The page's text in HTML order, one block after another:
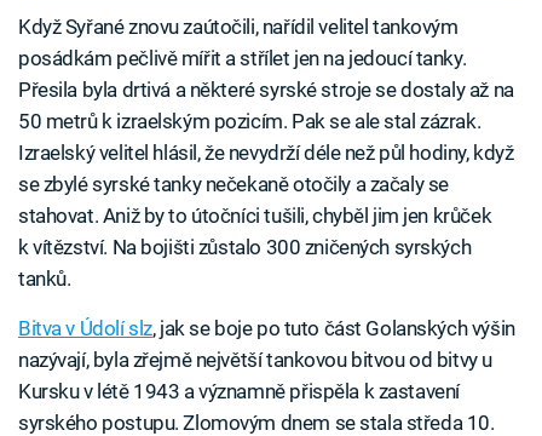
Když Syřané znovu zaútočili, nařídil velitel tankovým
posádkám pečlivě mířit a střílet jen na jedoucí tanky.
Přesila byla drtivá a některé syrské stroje se dostaly až na
50 metrů k izraelským pozicím. Pak se ale stal zázrak.
Izraelský velitel hlásil, že nevydrží déle než půl hodiny, když
se zbylé syrské tanky nečekaně otočily a začaly se
stahovat. Aniž by to útočníci tušili, chyběl jim jen krůček
k vítězství. Na bojišti zůstalo 300 zničených syrských
tanků.
Bitva v Údolí slz, jak se boje po tuto část Golanských výšin
nazývají, byla zřejmě největší tankovou bitvou od bitvy u
Kursku v létě 1943 a významně přispěla k zastavení
syrského postupu. Zlomovým dnem se stala středa 10.